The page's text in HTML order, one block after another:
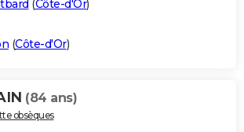
(Côte-d'Or)
(Côte-d'Or)
(84 ans)
obsèques